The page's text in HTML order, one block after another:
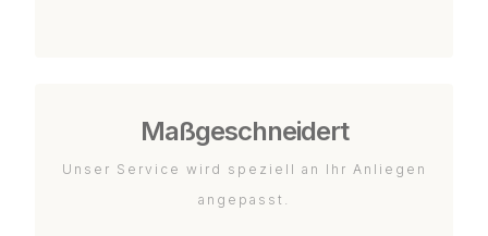
Maßgeschneidert
Unser Service wird speziell an Ihr Anliegen
angepasst.